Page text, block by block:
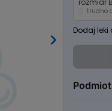
rozmiar
trudno
Dodaj